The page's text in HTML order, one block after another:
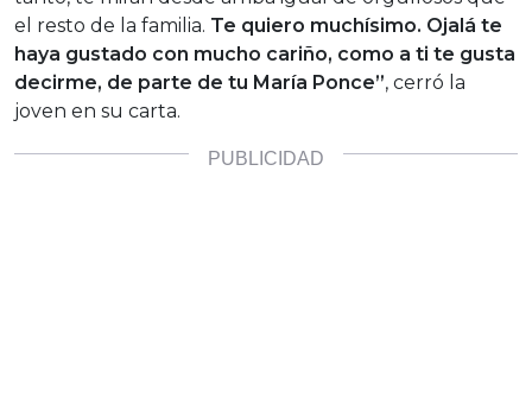
el resto de la familia. Te quiero muchísimo. Ojalá te
haya gustado con mucho cariño, como a ti te gusta
decirme, de parte de tu María Ponce”, cerró la
joven en su carta.